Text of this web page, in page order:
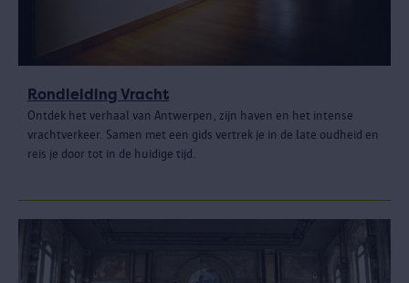
Rondleiding Vracht
Ontdek het verhaal van Antwerpen, zijn haven en het intense
vrachtverkeer. Samen met een gids vertrek je in de late oudheid en
reis je door tot in de huidige tijd.